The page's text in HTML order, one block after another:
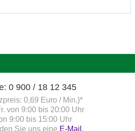
0 900 / 18 12 345
0,69 Euro / Min.)*
von 9:00 bis 20:00 Uhr
9:00 bis 15:00 Uhr
Sie uns eine E-Mail .